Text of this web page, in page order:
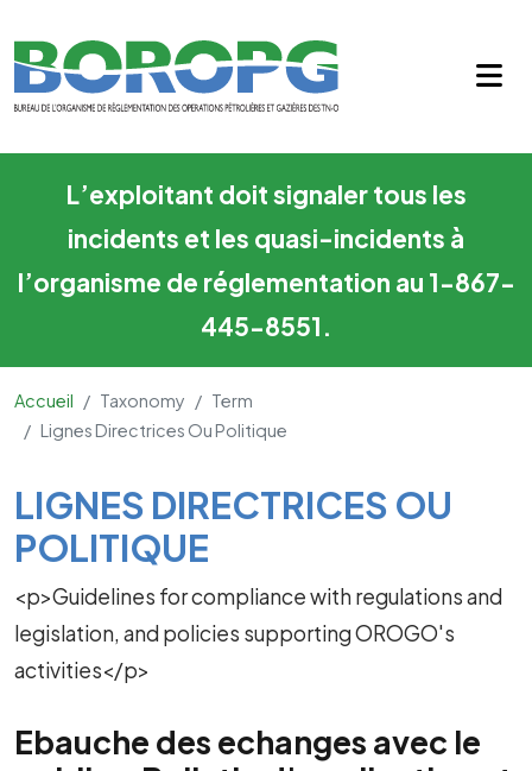
L’exploitant doit signaler tous les
incidents et les quasi-incidents à
l’organisme de réglementation au 1-867-
445-8551.
Accueil Taxonomy
Term
Lignes Directrices Ou Politique
Main Content
LIGNES DIRECTRICES OU
POLITIQUE
<p>Guidelines for compliance with regulations and
legislation, and policies supporting OROGO's
activities</p>
Ebauche des echanges avec le